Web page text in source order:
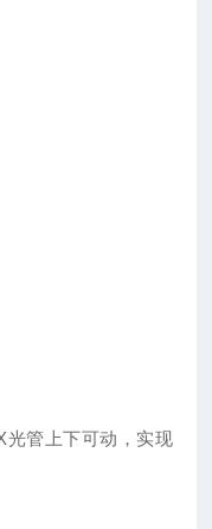
光管上下可动，实现